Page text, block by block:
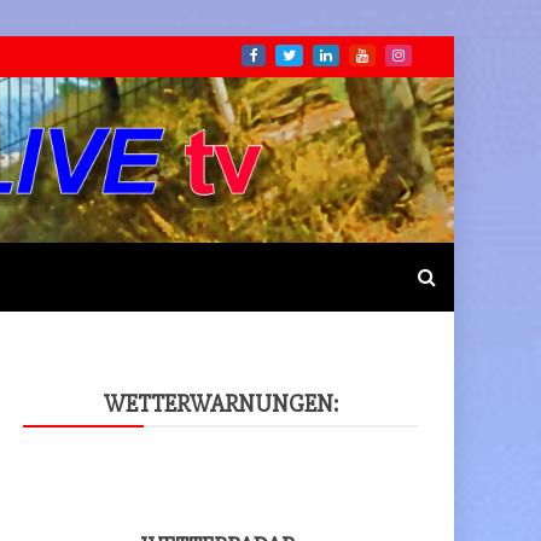
WET­TER­WAR­NUN­GEN: